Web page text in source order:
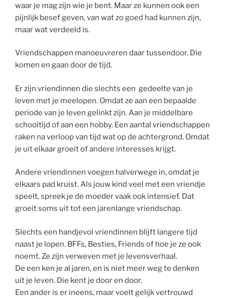
waar je mag zijn wie je bent. Maar ze kunnen ook een
pijnlijk besef geven, van wat zo goed had kunnen zijn,
maar wat verdeeld is.
Vriendschappen manoeuvreren daar tussendoor. Die
komen en gaan door de tijd.
Er zijn vriendinnen die slechts een gedeelte van je
leven met je meelopen. Omdat ze aan een bepaalde
periode van je leven gelinkt zijn. Aan je middelbare
schooltijd of aan een hobby. Een aantal vriendschappen
raken na verloop van tijd wat op de achtergrond. Omdat
je uit elkaar groeit of andere interesses krijgt.
Andere vriendinnen voegen halverwege in, omdat je
elkaars pad kruist. Als jouw kind veel met een vriendje
speelt, spreek je de moeder vaak ook intensief. Dat
groeit soms uit tot een jarenlange vriendschap.
Slechts een handjevol vriendinnen blijft langere tijd
naast je lopen. BFFs, Besties, Friends of hoe je ze ook
noemt. Ze zijn verweven met je levensverhaal.
De een ken je al jaren, en is niet meer weg te denken
uit je leven. Die kent je door en door.
Een ander is er ineens, maar voelt gelijk vertrouwd